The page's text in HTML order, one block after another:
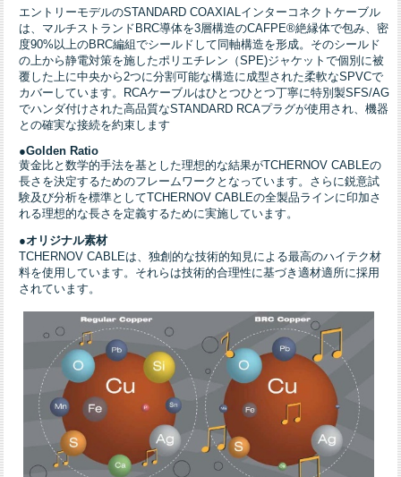
エントリーモデルのSTANDARD COAXIALインターコネクトケーブル
は、マルチストランドBRC導体を3層構造のCAFPE®絶縁体で包み、密
度90%以上のBRC編組でシールドして同軸構造を形成。そのシールド
の上から静電対策を施したポリエチレン（SPE)ジャケットで個別に被
覆した上に中央から2つに分割可能な構造に成型された柔軟なSPVCで
カバーしています。RCAケーブルはひとつひとつ丁寧に特別製SFS/AG
でハンダ付けされた高品質なSTANDARD RCAプラグが使用され、機器
との確実な接続を約束します
●Golden Ratio
黄金比と数学的手法を基とした理想的な結果がTCHERNOV CABLEの
長さを決定するためのフレームワークとなっています。さらに鋭意試
験及び分析を標準としてTCHERNOV CABLEの全製品ラインに印加さ
れる理想的な長さを定義するために実施しています。
●オリジナル素材
TCHERNOV CABLEは、独創的な技術的知見による最高のハイテク材
料を使用しています。それらは技術的合理性に基づき適材適所に採用
されています。